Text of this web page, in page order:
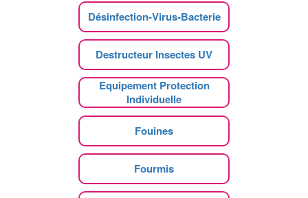
Désinfection-Virus-Bacterie
Destructeur Insectes UV
Equipement Protection
Individuelle
Fouines
Fourmis